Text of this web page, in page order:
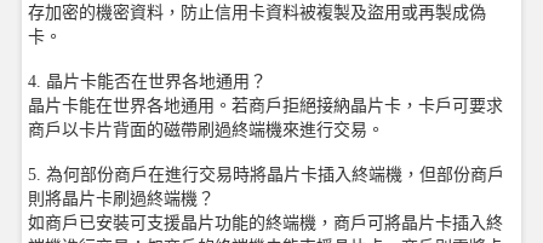
存加密的機密資料，防止信用卡資料被複製及盜用或再製成偽
卡。
4. 晶片卡能否在世界各地通用？
晶片卡能在世界各地通用。若商戶拒絕接納晶片卡，卡戶可要求
商戶以卡片背面的磁帶刷過終端機來進行交易。
5. 為何部份商戶在進行交易時將晶片卡插入終端機，但部份商戶
則將晶片卡刷過終端機？
如商戶已安裝可支援晶片功能的終端機，商戶可將晶片卡插入終